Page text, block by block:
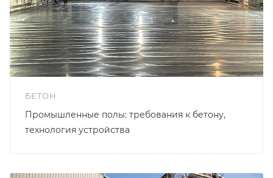
БЕТОН
Промышленные полы: требования к бетону,
технология устройства